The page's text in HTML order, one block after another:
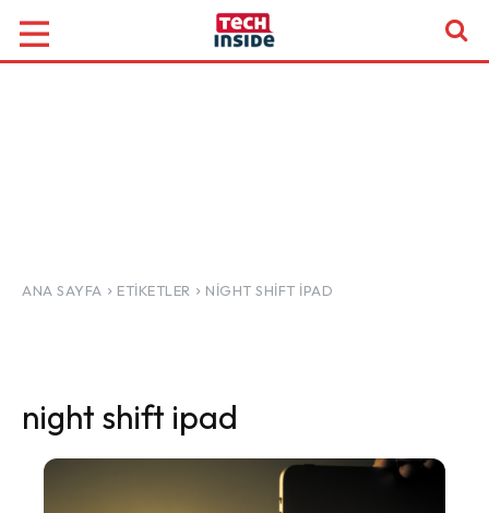
ANA SAYFA ETIKETLER NIGHT SHIFT IPAD
night shift ipad